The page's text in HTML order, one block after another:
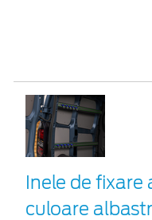
Inele de fixare
culoare